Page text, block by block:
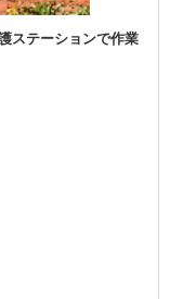
ステーションで作業